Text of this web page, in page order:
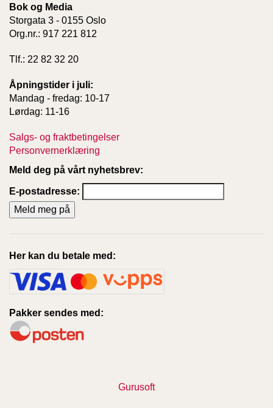
Bok og Media
Storgata 3 - 0155 Oslo
Org.nr.: 917 221 812
Tlf.: 22 82 32 20
Åpningstider i juli:
Mandag - fredag: 10-17
Lørdag: 11-16
Salgs- og fraktbetingelser
Personvernerklæring
Meld deg på vårt nyhetsbrev:
E-postadresse:
Her kan du betale med:
Pakker sendes med:
Gurusoft